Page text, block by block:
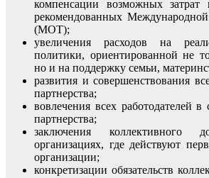
компенсации возможных
рекомендованных Международной
(МОТ);
увеличения расходов на
политики, ориентированной не
но и на поддержку семьи,
развития и совершенствования
партнерства;
вовлечения всех работодателей в
партнерства;
заключения коллективного
организациях, где действуют
организации;
конкретизации обязательств